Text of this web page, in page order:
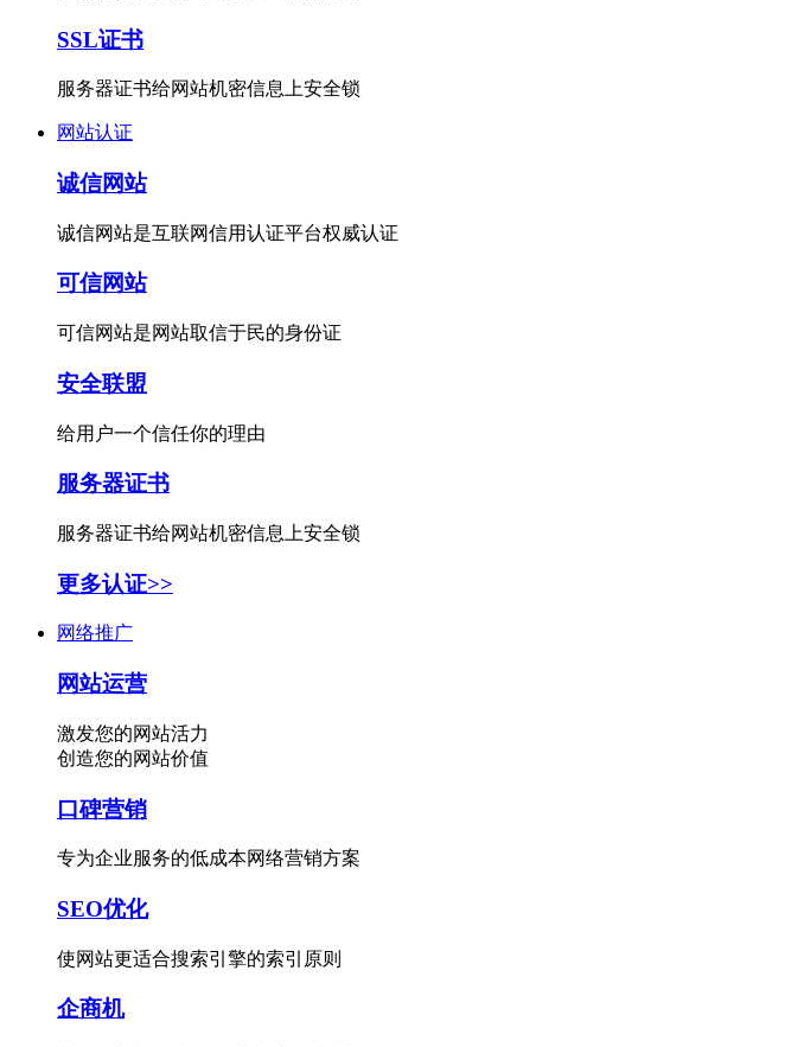
SSL证书
服务器证书给网站机密信息上安全锁
网站认证
诚信网站
诚信网站是互联网信用认证平台权威认证
可信网站
可信网站是网站取信于民的身份证
安全联盟
给用户一个信任你的理由
服务器证书
服务器证书给网站机密信息上安全锁
更多认证>>
网络推广
网站运营
激发您的网站活力
创造您的网站价值
口碑营销
专为企业服务的低成本网络营销方案
SEO优化
使网站更适合搜索引擎的索引原则
企商机